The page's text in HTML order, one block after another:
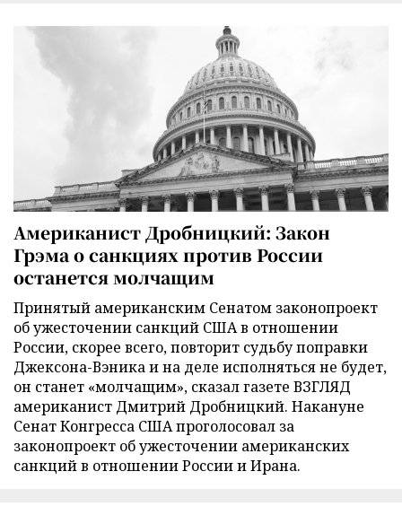
Американист Дробницкий: Закон
Грэма о санкциях против России
останется молчащим
Принятый американским Сенатом законопроект
об ужесточении санкций США в отношении
России, скорее всего, повторит судьбу поправки
Джексона-Вэника и на деле исполняться не будет,
он станет «молчащим», сказал газете ВЗГЛЯД
американист Дмитрий Дробницкий. Накануне
Сенат Конгресса США проголосовал за
законопроект об ужесточении американских
санкций в отношении России и Ирана.